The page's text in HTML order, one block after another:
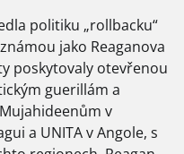
politiku „rollbacku“
jako Reaganova
poskytovaly otevřenou
guerillám a
v
a UNITA v Angole, s